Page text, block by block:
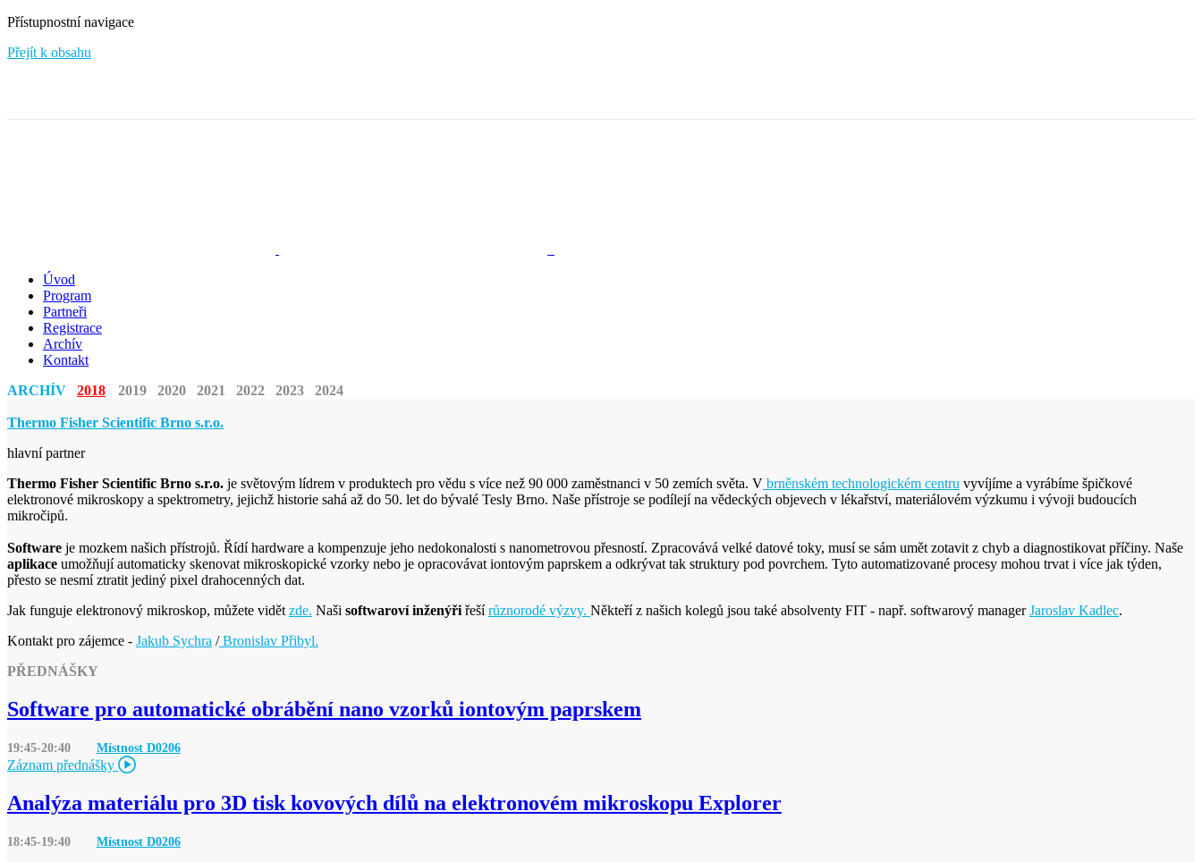
Přístupnostní navigace
Přejít k obsahu
Úvod
Program
Partneři
Registrace
Archív
Kontakt
ARCHÍV
2018 2019 2020 2021 2022 2023 2024
Thermo Fisher Scientific Brno s.r.o.
hlavní partner
Thermo Fisher Scientific Brno s.r.o. je světovým lídrem v produktech pro vědu s více než 90 000 zaměstnanci v 50 zemích světa. V brněnském technologickém centru vyvíjíme a vyrábíme špičkové
elektronové mikroskopy a spektrometry, jejichž historie sahá až do 50. let do bývalé Tesly Brno. Naše přístroje se podílejí na vědeckých objevech v lékařství, materiálovém výzkumu i vývoji budoucích
mikročipů.
Software je mozkem našich přístrojů. Řídí hardware a kompenzuje jeho nedokonalosti s nanometrovou přesností. Zpracovává velké datové toky, musí se sám umět zotavit z chyb a diagnostikovat příčiny. Naše
aplikace umožňují automaticky skenovat mikroskopické vzorky nebo je opracovávat iontovým paprskem a odkrývat tak struktury pod povrchem. Tyto automatizované procesy mohou trvat i více jak týden,
přesto se nesmí ztratit jediný pixel drahocenných dat.
Jak funguje elektronový mikroskop, můžete vidět zde. Naši softwaroví inženýři řešírůznorodé výzvy. Někteří z našich kolegů jsou také absolventy FIT - např. softwarový managerJaroslav Kadlec.
Kontakt pro zájemce - Jakub Sychra /Bronislav Přibyl.
PŘEDNÁŠKY
Software pro automatické obrábění nano vzorků iontovým paprskem
19:45-20:40 Místnost D0206
Záznam přednášky
Analýza materiálu pro 3D tisk kovových dílů na elektronovém mikroskopu Explorer
18:45-19:40 Místnost D0206